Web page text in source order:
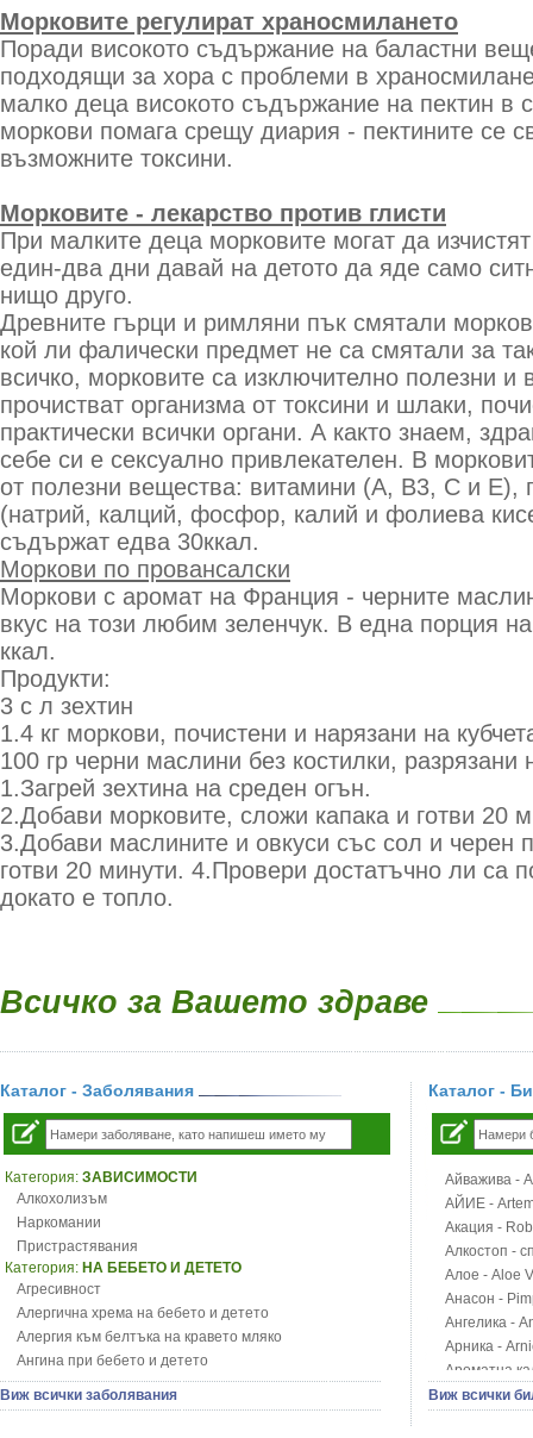
Морковите регулират храносмилането
Поради високото съдържание на баластни
подходящи за хора с проблеми в
малко деца високото съдържание на пектин в
моркови помага срещу диария - пектините се
възможните токсини.
Морковите - лекарство против глисти
При малките деца морковите могат да
един-два дни давай на детото да яде само
нищо друго.
Древните гърци и римляни пък смятали
кой ли фалически предмет не са смятали за
всичко, морковите са изключително полезни и
прочистват организма от токсини и шлаки,
практически всички органи. А както знаем,
себе си е сексуално привлекателен. В
от полезни вещества: витамини (А, В3, С и Е),
(натрий, калций, фосфор, калий и фолиева
съдържат едва 30ккал.
Моркови по провансалски
Моркови с аромат на Франция - черните
вкус на този любим зеленчук. В една порция
ккал.
Продукти:
3 с л зехтин
1.4 кг моркови, почистени и нарязани на
100 гр черни маслини без костилки, разрязани
1.Загрей зехтина на среден огън.
2.Добави морковите, сложи капака и готви 20
3.Добави маслините и овкуси със сол и черен
готви 20 минути. 4.Провери достатъчно ли са
докато е топло.
Всичко за Вашето здраве
Каталог - Заболявания
Категория: ЗАВИСИМОСТИ
Алкохолизъм
Наркомании
Пристрастявания
Категория: НА БЕБЕТО И ДЕТЕТО
Агресивност
Алергична хрема на бебето и детето
Алергия към белтъка на кравето мляко
Ангина при бебето и детето
Анемия при бебето и детето
Апетит - пълни деца
Виж всички заболявания
Каталог -
Айважива -
АЙИЕ -
Акация -
Алкостоп -
Алое - Aloe
Анасон -
Ангелика -
Арника -
Ароматна
Арония -
Виж всички